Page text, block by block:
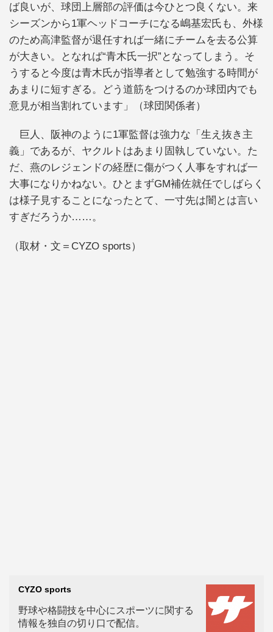
ば良いが、球団上層部の評価は今ひとつ良くない。来
シーズンから1軍ヘッドコーチになる嶋基宏氏も、外様
のため高津監督が退任すれば一緒にチームを去る公算
が大きい。となれば“青木氏一択”となってしまう。そ
うすると今度は青木氏が指導者として勉強する時間が
あまりに短すぎる。どう道筋をつけるのか球団内でも
意見が相当割れています」（球団関係者）
巨人、阪神のように1軍監督は強力な「生え抜き主
義」であるが、ヤクルトはあまり固執していない。た
だ、燕のレジェンドの経歴に傷がつく人事をすれば一
大事になりかねない。ひとまずGM補佐就任でしばらく
は様子見することになったとて、一寸先は闇とは言い
すぎだろうか……。
（取材・文＝CYZO sports）
CYZO sports
野球や格闘技を中心にスポーツに関する
情報を独自の切り口で配信。